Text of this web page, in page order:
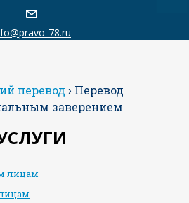
78.ru
перевод › Перевод
заверением
лицам